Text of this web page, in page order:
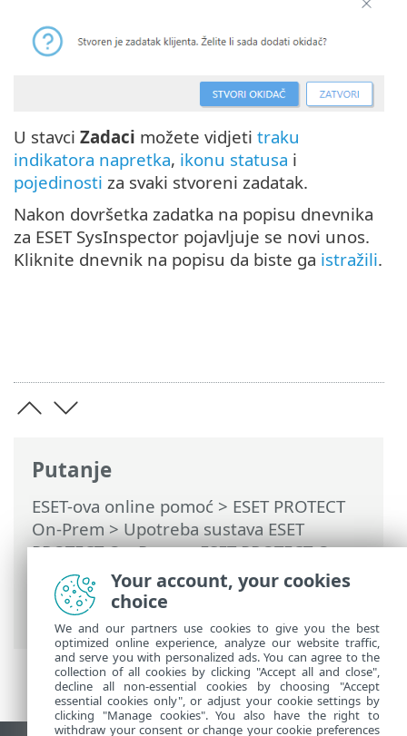
Putanje
ESET-ova online pomoć > ESET PROTECT
On-Prem > Upotreba sustava ESET
PROTECT On-Prem>ESET PROTECT On-
Prem Glavni izbornik>Zadaci>Zadaci
klijenta> Zahtjev za dnevnik
SysInspectora (samo Windows)
U stavci Zadaci možete vidjeti traku
indikatora napretka, ikonu statusa i
pojedinosti za svaki stvoreni zadatak.
Nakon dovršetka zadatka na popisu dnevnika
za ESET SysInspector pojavljuje se novi unos.
Kliknite dnevnik na popisu da biste ga istražili.
Your account, your cookies
choice
We and our partners use cookies to give you the best
optimized online experience, analyze our website traffic,
and serve you with personalized ads. You can agree to the
collection of all cookies by clicking "Accept all and close",
decline all non-essential cookies by choosing "Accept
essential cookies only", or adjust your cookie settings by
clicking "Manage cookies". You also have the right to
withdraw your consent or change your cookie preferences